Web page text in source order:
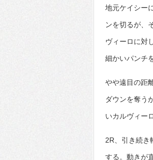
地元ケイシー
ンを切るが、
ヴィーロに対
細かいパンチ
やや遠目の距
ダウンを奪う
いカルヴィー
2R、引き続き
する。動きが